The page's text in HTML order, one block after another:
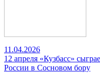
11.04.2026
12 апреля «Кузбасс»
России в Сосновом бору